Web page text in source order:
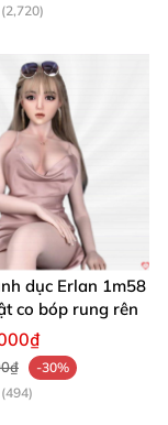
chân thật.
sống động
hàng ngay
cấp! 💖
(2,720)
dục Erlan 1m58
co bóp rung rên
-30%
(494)